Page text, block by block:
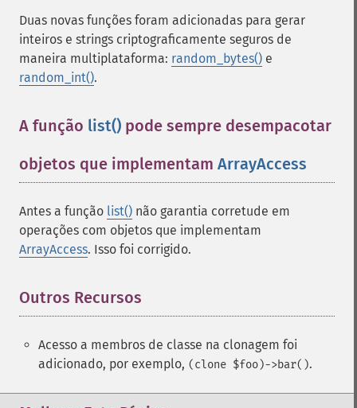
Duas novas funções foram adicionadas para gerar
inteiros e strings criptograficamente seguros de
maneira multiplataforma: random_bytes() e
random_int().
A função list() pode sempre desempacotar
objetos que implementam ArrayAccess
Antes a função list() não garantia corretude em
operações com objetos que implementam
ArrayAccess. Isso foi corrigido.
Outros Recursos
Acesso a membros de classe na clonagem foi
adicionado, por exemplo, (clone $foo)->bar().